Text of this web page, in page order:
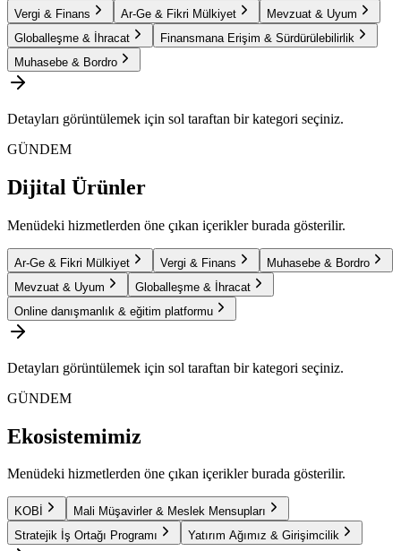
Vergi & Finans Ar-Ge & Fikri Mülkiyet
Mevzuat & Uyum
Globalleşme & İhracat
Finansmana Erişim & Sürdürülebilirlik
Muhasebe & Bordro
Detayları görüntülemek için sol taraftan bir kategori seçiniz.
GÜNDEM
Dijital Ürünler
Menüdeki hizmetlerden öne çıkan içerikler burada gösterilir.
Ar-Ge & Fikri Mülkiyet Vergi & Finans
Muhasebe & Bordro
Mevzuat & Uyum
Globalleşme & İhracat
Online danışmanlık & eğitim platformu
Detayları görüntülemek için sol taraftan bir kategori seçiniz.
GÜNDEM
Ekosistemimiz
Menüdeki hizmetlerden öne çıkan içerikler burada gösterilir.
KOBİ
Mali Müşavirler & Meslek Mensupları
Stratejik İş Ortağı Programı
Yatırım Ağımız & Girişimcilik